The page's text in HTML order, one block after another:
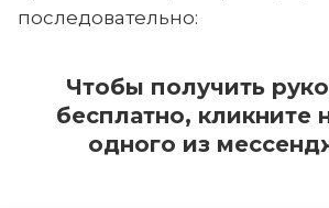
последовательно:
Чтобы получить
бесплатно, кликните
одного из